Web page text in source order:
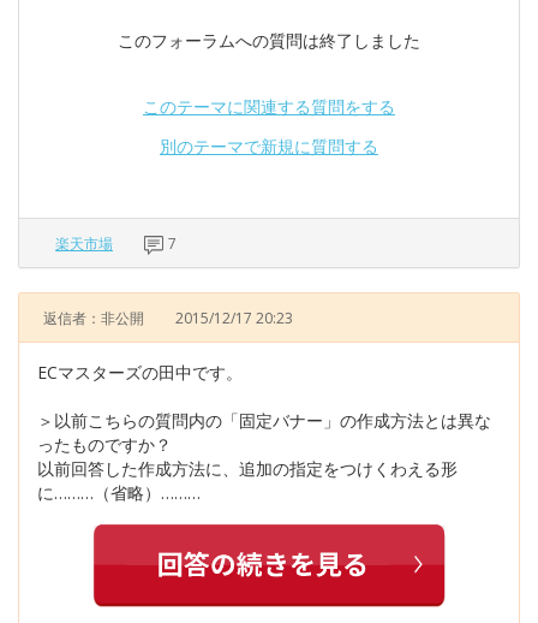
このフォーラムへの質問は終了しました
このテーマに関連する質問をする
別のテーマで新規に質問する
楽天市場 7
返信者：非公開 2015/12/17 20:23
ECマスターズの田中です。
＞以前こちらの質問内の「固定バナー」の作成方法とは異な
ったものですか？
以前回答した作成方法に、追加の指定をつけくわえる形
に………（省略）………